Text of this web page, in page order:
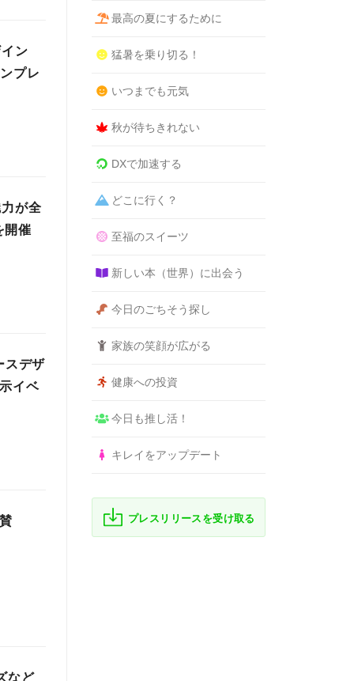
イン
プレ
が全
開催
スデザ
イベ
賛
など
最高の夏にするために
猛暑を乗り切る！
いつまでも元気
秋が待ちきれない
DXで加速する
どこに行く？
至福のスイーツ
新しい本（世界）に出会う
今日のごちそう探し
家族の笑顔が広がる
健康への投資
今日も推し活！
キレイをアップデート
プレスリリースを受け取る